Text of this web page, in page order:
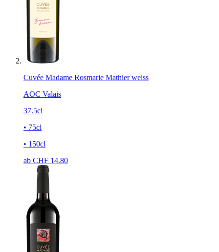
Cuvée Madame Rosmarie Mathier weiss
AOC Valais
37.5cl
• 75cl
• 150cl
ab CHF 14.80